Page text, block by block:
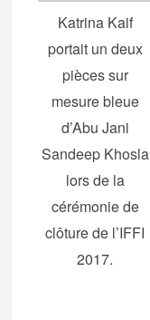
Katrina Kaif
portait un deux
pièces sur
mesure bleue
d’Abu Jani
Sandeep Khosla
lors de la
cérémonie de
clôture de l’IFFI
2017.